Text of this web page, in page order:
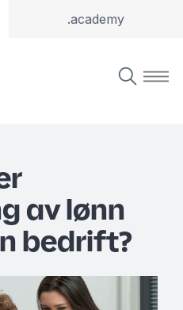
.academy
av lønn
bedrift?